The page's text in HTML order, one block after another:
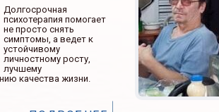
Долгосрочная
психотерапия помогает
не просто снять
симптомы, а ведет к
устойчивому
личностному росту,
лучшему
качества жизни.